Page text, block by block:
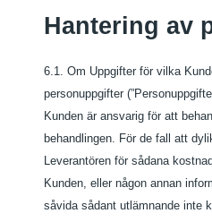
Hantering av
6.1. Om Uppgifter för vilka
personuppgifter
Kunden är ansvarig för att
behandlingen. För de fall att
Leverantören för sådana
Kunden, eller någon annan
såvida sådant utlämnande inte